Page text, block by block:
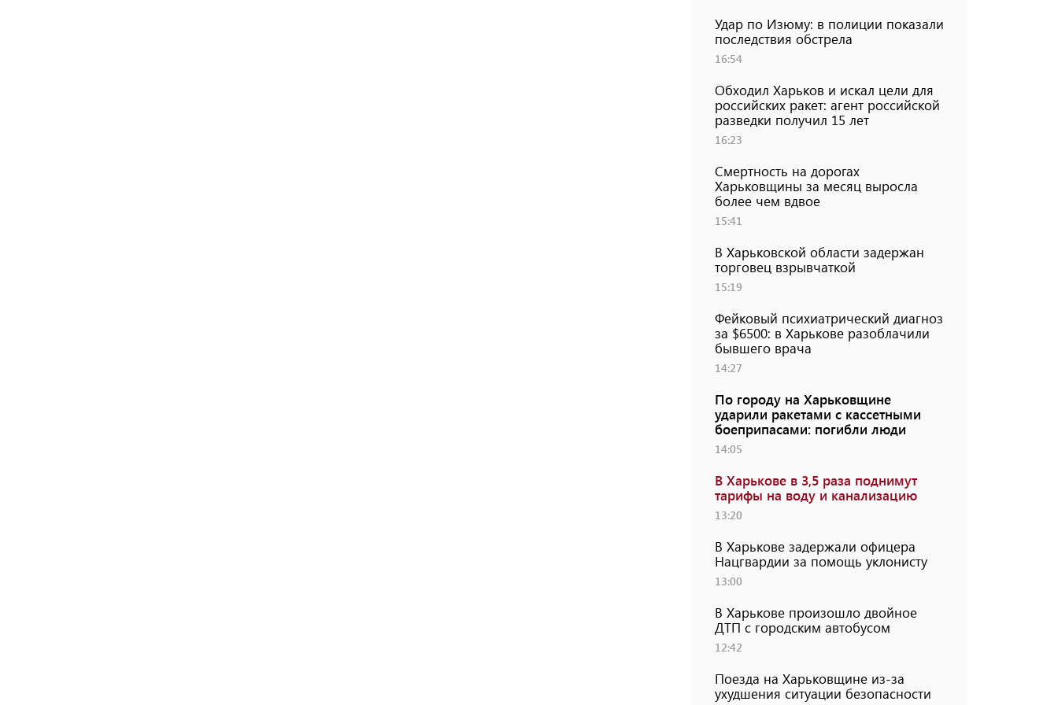
Удар по Изюму: в полиции показали
последствия обстрела
16:54
Обходил Харьков и искал цели для
российских ракет: агент российской
разведки получил 15 лет
16:23
Смертность на дорогах
Харьковщины за месяц выросла
более чем вдвое
15:41
В Харьковской области задержан
торговец взрывчаткой
15:19
Фейковый психиатрический диагноз
за $6500: в Харькове разоблачили
бывшего врача
14:27
По городу на Харьковщине
ударили ракетами с кассетными
боеприпасами: погибли люди
14:05
В Харькове в 3,5 раза поднимут
тарифы на воду и канализацию
13:20
В Харькове задержали офицера
Нацгвардии за помощь уклонисту
13:00
В Харькове произошло двойное
ДТП с городским автобусом
12:42
Поезда на Харьковщине из-за
ухудшения ситуации безопасности